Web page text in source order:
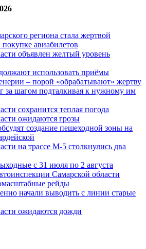
региона стала жертвой
авиабилетов
объявлен желтый уровень
использовать приёмы
– порой «обрабатывают» жертву
за шагом подталкивая к нужному им
сохранится теплая погода
ожидаются грозы
создание пешеходной зоны на
на трассе М-5 столкнулись два
с 31 июля по 2 августа
Самарской области
рейды
начали выводить с линии старые
ожидаются дожди